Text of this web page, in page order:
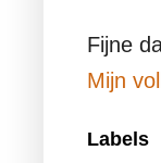
Fijne
Mijn
Labels